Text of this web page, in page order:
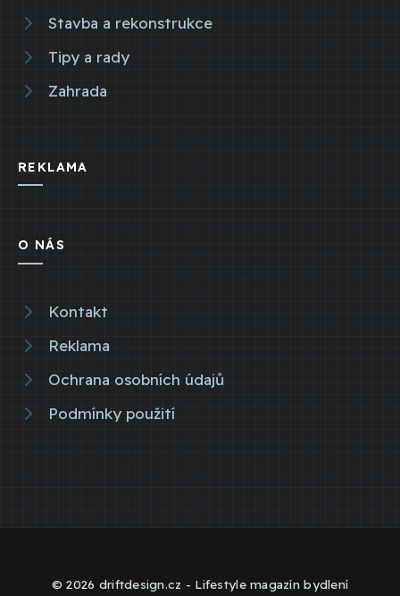
Stavba a rekonstrukce
Tipy a rady
Zahrada
REKLAMA
O NÁS
Kontakt
Reklama
Ochrana osobních údajů
Podmínky použití
© 2026 driftdesign.cz - Lifestyle magazín bydlení